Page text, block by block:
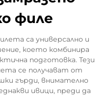
филе
са универсално и
което комбинира
подготовка. Тези
се получават от
гърди, внимателно
ивици, преди да